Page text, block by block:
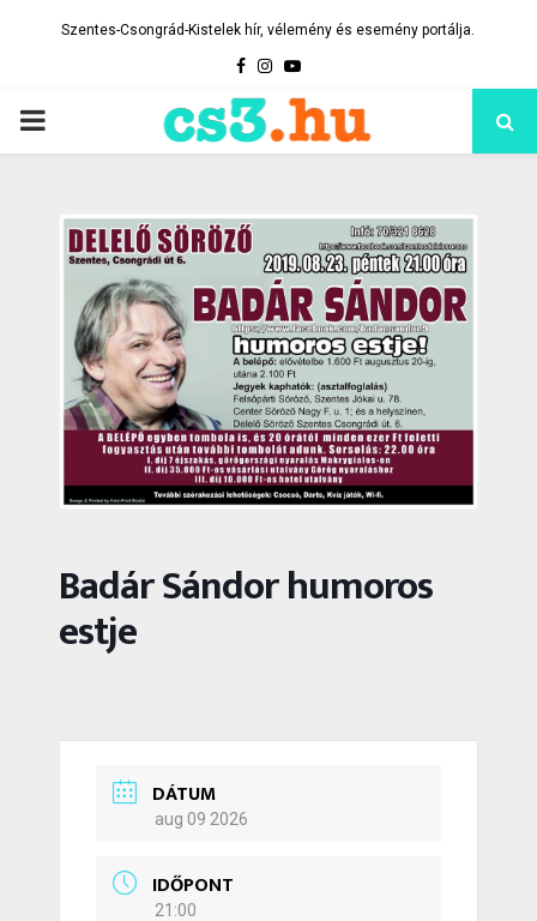
Szentes-Csongrád-Kistelek hír, vélemény és esemény portálja.
Facebook
Instagram
Youtube
PRIMARY
Badár Sándor humoros
estje
DÁTUM
aug 09 2026
IDŐPONT
21:00